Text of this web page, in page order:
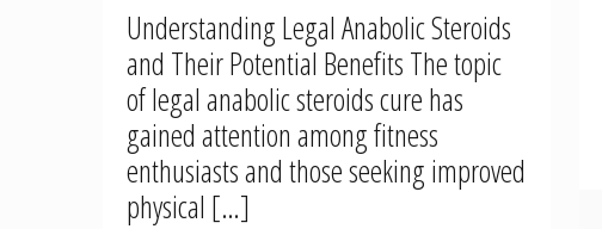
Understanding Legal Anabolic Steroids
and Their Potential Benefits The topic
of legal anabolic steroids cure has
gained attention among fitness
enthusiasts and those seeking improved
physical […]